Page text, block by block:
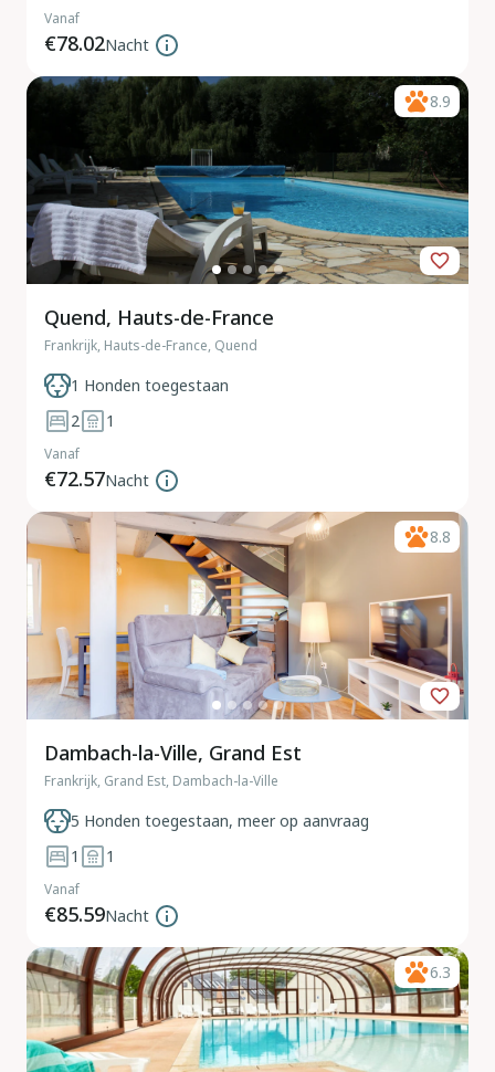
Vanaf
€78.02Nacht
8.9
Quend, Hauts-de-France
Frankrijk, Hauts-de-France, Quend
1 Honden toegestaan
2
1
Vanaf
€72.57Nacht
8.8
Dambach-la-Ville, Grand Est
Frankrijk, Grand Est, Dambach-la-Ville
5 Honden toegestaan, meer op aanvraag
1
1
Vanaf
€85.59Nacht
6.3